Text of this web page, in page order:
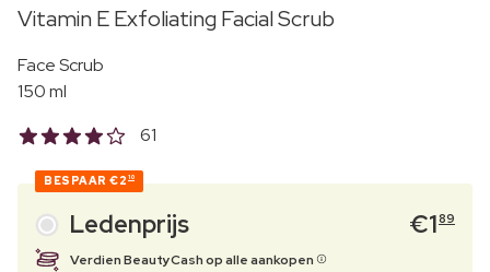
Vitamin E Exfoliating Facial Scrub
Face Scrub
150 ml
61
BESPAAR €2 10
Ledenprijs €189
Verdien BeautyCash op alle aankopen